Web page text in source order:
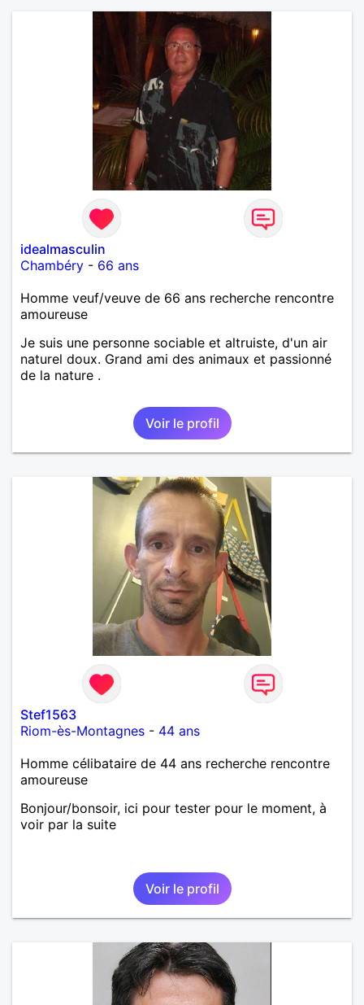
ce sont les instants partagés, les conversations qui
éveillent et les silences qui rapprochent. Pour moi,
une rencontre — amicale ou plus — est une
promesse de complicité et de découvertes, le début
d’une histoire qui peut grandir naturellement. Je suis
plus sensible à la richesse de l’âme qu’à celle des
possessions, et je crois que la vraie valeur d’une
personne se mesure à sa sincérité et à sa capacité à
idealmasculin
Chambéry - 66 ans
Homme veuf/veuve de 66 ans recherche rencontre
amoureuse
Je suis une personne sociable et altruiste, d'un air
naturel doux. Grand ami des animaux et passionné
de la nature .
Voir le profil
Stef1563
Riom-ès-Montagnes - 44 ans
Homme célibataire de 44 ans recherche rencontre
amoureuse
Bonjour/bonsoir, ici pour tester pour le moment, à
voir par la suite
Voir le profil